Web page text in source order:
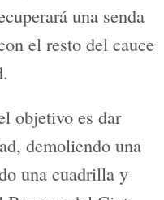
en el